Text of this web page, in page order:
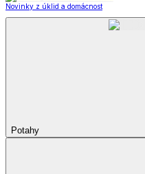
Novinky z úklid a domácnost
Potahy